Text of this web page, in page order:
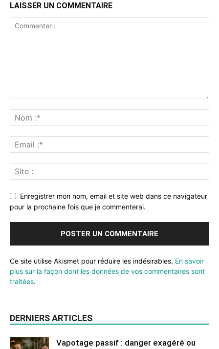
LAISSER UN COMMENTAIRE
Enregistrer mon nom, email et site web dans ce navigateur
pour la prochaine fois que je commenterai.
Ce site utilise Akismet pour réduire les indésirables. En savoir
plus sur la façon dont les données de vos commentaires sont
traitées.
DERNIERS ARTICLES
Vapotage passif : danger exagéré ou